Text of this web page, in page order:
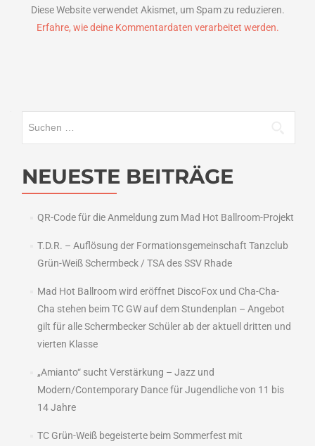
Diese Website verwendet Akismet, um Spam zu reduzieren.
Erfahre, wie deine Kommentardaten verarbeitet werden.
NEUESTE BEITRÄGE
QR-Code für die Anmeldung zum Mad Hot Ballroom-Projekt
T.D.R. – Auflösung der Formationsgemeinschaft Tanzclub
Grün-Weiß Schermbeck / TSA des SSV Rhade
Mad Hot Ballroom wird eröffnet DiscoFox und Cha-Cha-
Cha stehen beim TC GW auf dem Stundenplan – Angebot
gilt für alle Schermbecker Schüler ab der aktuell dritten und
vierten Klasse
„Amianto“ sucht Verstärkung – Jazz und
Modern/Contemporary Dance für Jugendliche von 11 bis
14 Jahre
TC Grün-Weiß begeisterte beim Sommerfest mit